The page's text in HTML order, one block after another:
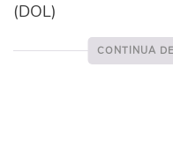
(DOL)